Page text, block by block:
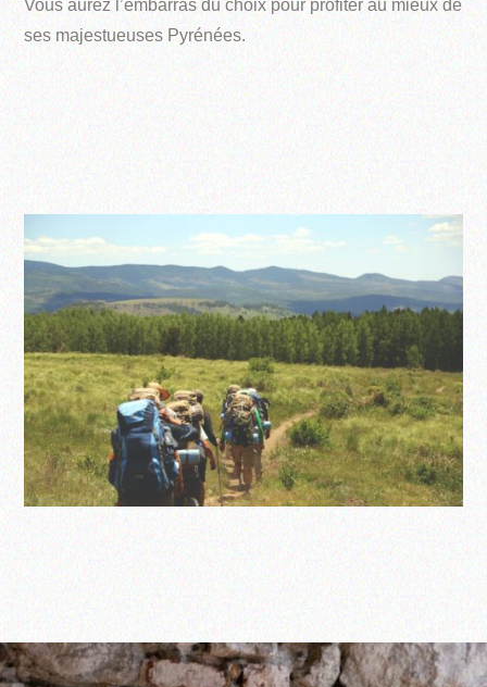
Vous aurez l’embarras du choix pour profiter au mieux de
ses majestueuses Pyrénées.